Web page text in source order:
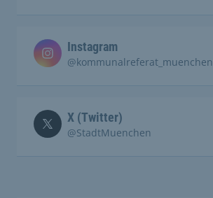
Instagram
@kommunalreferat_muenchen
X (Twitter)
@StadtMuenchen